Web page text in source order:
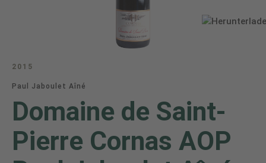
2015
Paul Jaboulet Aîné
Domaine de Saint-
Pierre Cornas AOP